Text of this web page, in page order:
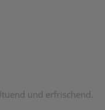
und erfrischend.